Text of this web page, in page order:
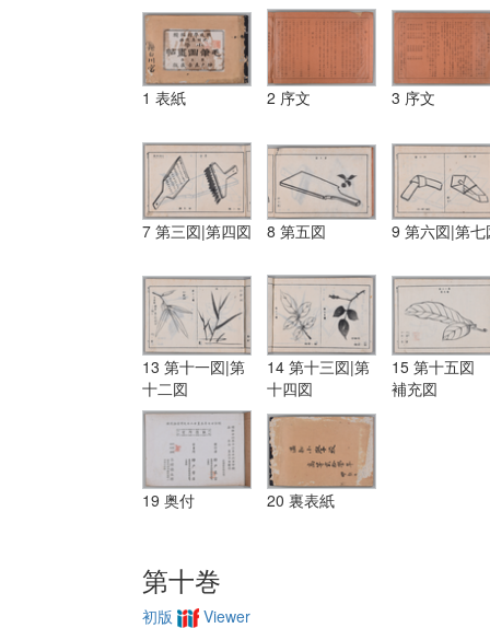
1 表紙 2 序文 3 序文
7 第三図|第四図 8 第五図 9 第六図|第七
13 第十一図|第
十二図
14 第十三図|第
十四図
15 第十五図
補充図
19 奥付 20 裏表紙
第十巻
初版 Viewer